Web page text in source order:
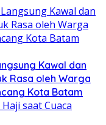
Kawal dan
Rasa oleh Warga
Kota Batam